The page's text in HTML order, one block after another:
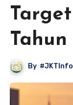
Tahun
By #JKTInfo